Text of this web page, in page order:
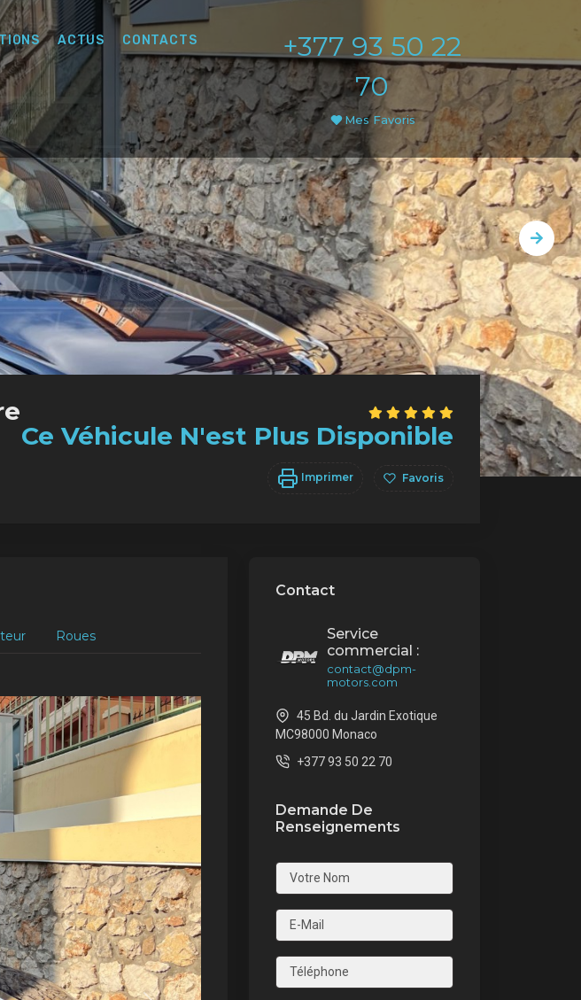
ACTUS CONTACTS
+377 93 50 22
70
Mes Favoris
Ce Véhicule N'est Plus Disponible
Imprimer Favoris
Roues
Contact
Service
commercial :
contact@dpm-
motors.com
45 Bd. du Jardin Exotique
MC98000 Monaco
+377 93 50 22 70
Demande De
Renseignements